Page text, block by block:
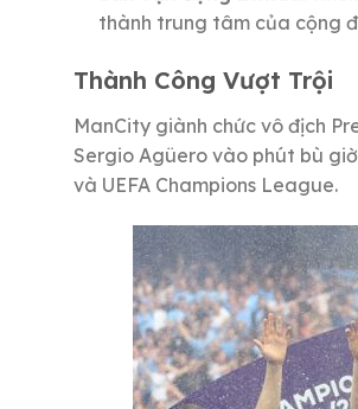
thành trung tâm của cộng
Thành Công Vượt Trội
ManCity giành chức vô địch
Sergio Agüero vào phút bù
và UEFA Champions League.